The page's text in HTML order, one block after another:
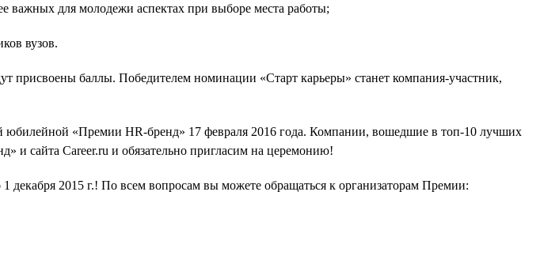
важных для молодежи аспектах при выборе места работы;
вузов.
присвоены баллы. Победителем номинации «Старт карьеры» станет компания-участник,
«Премии HR-бренд» 17 февраля 2016 года. Компании, вошедшие в топ-10 лучших
и сайта Career.ru и обязательно пригласим на церемонию!
декабря 2015 г.! По всем вопросам вы можете обращаться к организаторам Премии: